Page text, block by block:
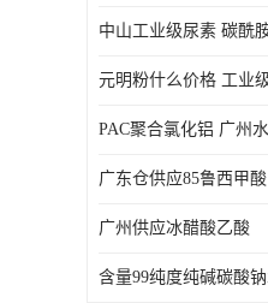
广东仓供应85鲁西甲酸
广州供应冰醋酸乙酸